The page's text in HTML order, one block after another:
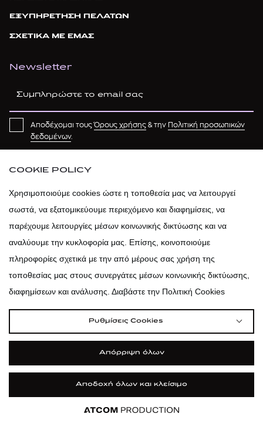
ΕΞΥΠΗΡΕΤΗΣΗ ΠΕΛΑΤΩΝ
ΣΧΕΤΙΚΑ ΜΕ ΕΜΑΣ
Newsletter
ΕΓΓΡΑΦΗ
Αποδέχομαι τουςΌρους χρήσης & την Πολιτική προσωπικών
δεδομένων.
atticadps
atticaofficial |atticabeauty
atticadps
atticadps
COOKIE POLICY
Χρησιμοποιούμε cookies ώστε η τοποθεσία μας να λειτουργεί
σωστά, να εξατομικεύουμε περιεχόμενο και διαφημίσεις, να
παρέχουμε λειτουργίες μέσων κοινωνικής δικτύωσης και να
αναλύουμε την κυκλοφορία μας. Επίσης, κοινοποιούμε
πληροφορίες σχετικά με την από μέρους σας χρήση της
τοποθεσίας μας στους συνεργάτες μέσων κοινωνικής δικτύωσης,
διαφημίσεων και ανάλυσης. Διαβάστε την Πολιτική Cookies
Ρυθμίσεις Cookies
Απόρριψη όλων
Αποδοχή όλων και κλείσιμο